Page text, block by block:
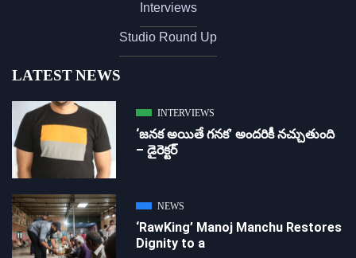
Interviews
Studio Round Up
LATEST NEWS
INTERVIEWS
‘జ‌న‌క అయితే గ‌న‌క‌’ అందరికీ నచ్చుతుంది
– డైరెక్ట‌ర్
NEWS
‘RawKing’ Manoj Manchu Restores
Dignity to a